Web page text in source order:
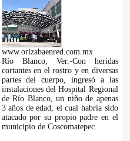
www.orizabaenred.com.mx
Río Blanco, Ver.-Con heridas
cortantes en el rostro y en diversas
partes del cuerpo, ingresó a las
instalaciones del Hospital Regional
de Río Blanco, un niño de apenas
3 años de edad, el cual habría sido
atacado por su propio padre en el
municipio de Coscomatepec.